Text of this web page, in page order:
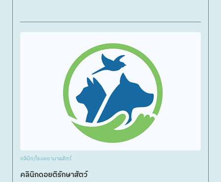
คลินิก/โรงพยาบาลสัตว์
คลินิกดอยติรักษาสัตว์